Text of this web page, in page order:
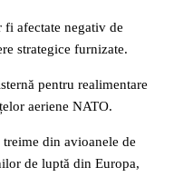
afectate negativ de
strategice furnizate.
pentru realimentare
aeriene NATO.
treime din avioanele de
de luptă din Europa,